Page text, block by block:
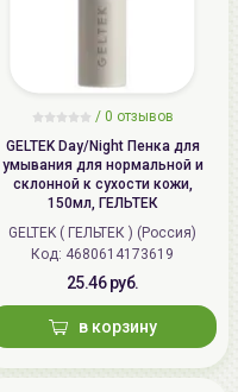
/ 0 отзывов
GELTEK Day/Night Пенка для
умывания для нормальной и
склонной к сухости кожи,
150мл, ГЕЛЬТЕК
GELTEK ( ГЕЛЬТЕК ) (Россия)
Код: 4680614173619
25.46 руб.
в корзину